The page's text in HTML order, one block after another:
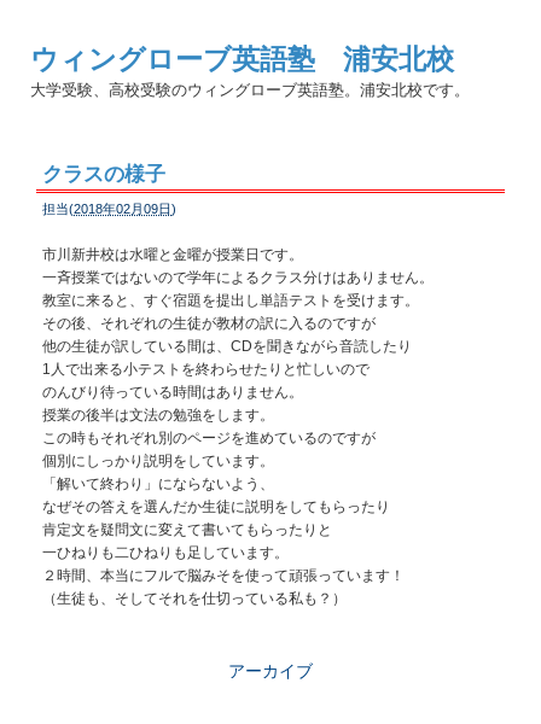
ウィングローブ英語塾 浦安北校
大学受験、高校受験のウィングローブ英語塾。浦安北校です。
クラスの様子
担当(2018年02月09日)
市川新井校は水曜と金曜が授業日です。
一斉授業ではないので学年によるクラス分けはありません。
教室に来ると、すぐ宿題を提出し単語テストを受けます。
その後、それぞれの生徒が教材の訳に入るのですが
他の生徒が訳している間は、CDを聞きながら音読したり
1人で出来る小テストを終わらせたりと忙しいので
のんびり待っている時間はありません。
授業の後半は文法の勉強をします。
この時もそれぞれ別のページを進めているのですが
個別にしっかり説明をしています。
「解いて終わり」にならないよう、
なぜその答えを選んだか生徒に説明をしてもらったり
肯定文を疑問文に変えて書いてもらったりと
一ひねりも二ひねりも足しています。
２時間、本当にフルで脳みそを使って頑張っています！
（生徒も、そしてそれを仕切っている私も？）
アーカイブ